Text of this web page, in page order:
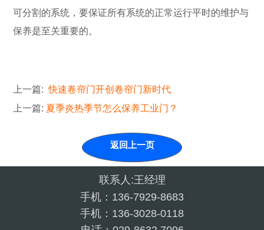
可分割的系统，要保证所有系统的正常运行平时的维护与
保养是至关重要的。
上一篇: 快速卷帘门开创卷帘门新时代
上一篇: 夏季炎热季节怎么保养工业门？
返回上一页
联系人:王经理
手机：136-7929-8683
手机：136-3028-0118